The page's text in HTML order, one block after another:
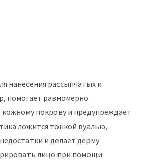
нанесения рассыпчатых и
помогает равномерно
кожному покрову и предупреждает
ложится тонкой вуалью,
и делает дерму
лицо при помощи